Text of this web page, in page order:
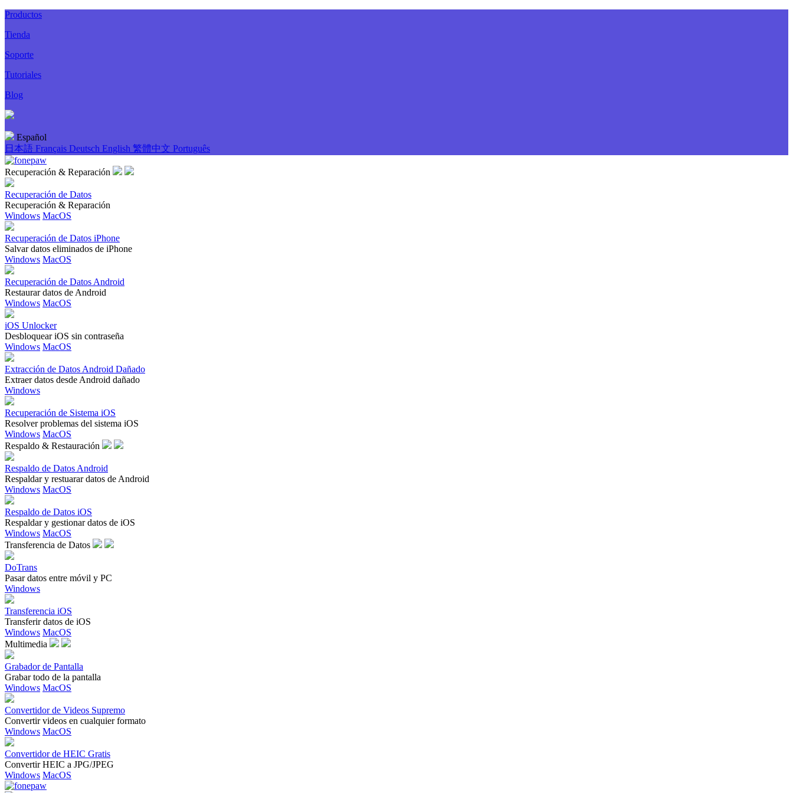
Productos
Tienda
Soporte
Tutoriales
Blog
Español
日本語 Français Deutsch English 繁體中文 Português
Recuperación & Reparación
Recuperación de Datos
Recuperación & Reparación
Windows MacOS
Recuperación de Datos iPhone
Salvar datos eliminados de iPhone
Windows MacOS
Recuperación de Datos Android
Restaurar datos de Android
Windows MacOS
iOS Unlocker
Desbloquear iOS sin contraseña
Windows MacOS
Extracción de Datos Android Dañado
Extraer datos desde Android dañado
Windows
Recuperación de Sistema iOS
Resolver problemas del sistema iOS
Windows MacOS
Respaldo & Restauración
Respaldo de Datos Android
Respaldar y restuarar datos de Android
Windows MacOS
Respaldo de Datos iOS
Respaldar y gestionar datos de iOS
Windows MacOS
Transferencia de Datos
DoTrans
Pasar datos entre móvil y PC
Windows
Transferencia iOS
Transferir datos de iOS
Windows MacOS
Multimedia
Grabador de Pantalla
Grabar todo de la pantalla
Windows MacOS
Convertidor de Videos Supremo
Convertir videos en cualquier formato
Windows MacOS
Convertidor de HEIC Gratis
Convertir HEIC a JPG/JPEG
Windows MacOS